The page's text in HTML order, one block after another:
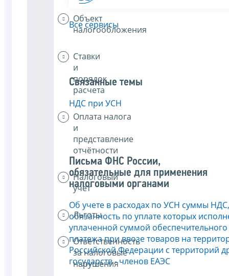
Объект
налогообложения
Ставки
и
порядок
расчета
Оплата налога
и
представление
отчётности
Налоговый
учет
Льготы
Ответственность
за налоговые
нарушения
Все сервисы
Связанные темы
НДС при УСН
Письма ФНС России,
обязательные для применения
налоговыми органами
Об учете в расходах по УСН суммы НДС,
обязанность по уплате которых
уплаченной суммой обеспечительного
платежа при ввозе товаров на
Российской Федерации с территорий
государств - членов ЕАЭС